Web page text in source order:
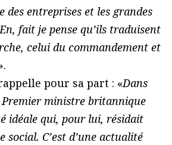
entreprises et les grandes
fait je pense qu’ils traduisent
celui du commandement et
pour sa part : «Dans
Premier ministre britannique
idéale qui, pour lui, résidait
social. C’est d’une actualité